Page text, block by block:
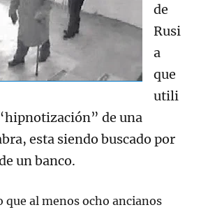
de
Rusi
a
que
utili
de una
esta siendo buscado por
un banco.
que al menos ocho ancianos